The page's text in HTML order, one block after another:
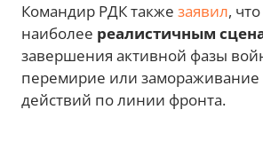
Командир РДК также заявил,
наиболее реалистичным
завершения активной фазы
перемирие или
действий по линии фронта.